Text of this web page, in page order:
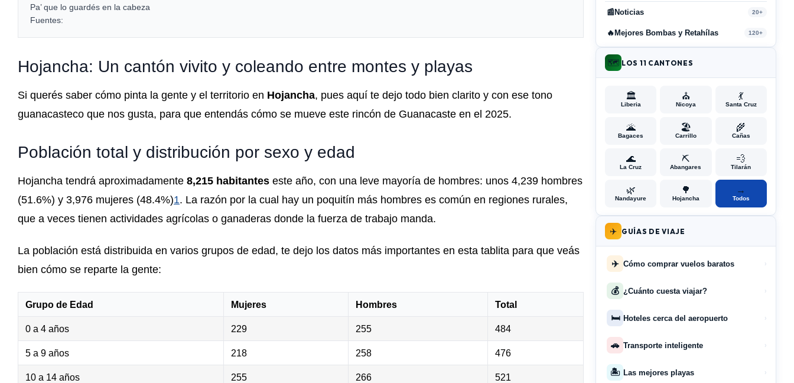
Pa’ que lo guardés en la cabeza
Fuentes:
Hojancha: Un cantón vivito y coleando entre montes y playas
Si querés saber cómo pinta la gente y el territorio en Hojancha, pues aquí te dejo todo bien clarito y con ese tono
guanacasteco que nos gusta, para que entendás cómo se mueve este rincón de Guanacaste en el 2025.
Población total y distribución por sexo y edad
Hojancha tendrá aproximadamente 8,215 habitantes este año, con una leve mayoría de hombres: unos 4,239 hombres
(51.6%) y 3,976 mujeres (48.4%)1. La razón por la cual hay un poquitín más hombres es común en regiones rurales,
que a veces tienen actividades agrícolas o ganaderas donde la fuerza de trabajo manda.
La población está distribuida en varios grupos de edad, te dejo los datos más importantes en esta tablita para que veás
bien cómo se reparte la gente:
Grupo de Edad Mujeres Hombres Total
0 a 4 años 229 255 484
5 a 9 años 218 258 476
10 a 14 años 255 266 521
📰 Noticias 20+
🔥 Mejores Bombas y Retahílas 120+
🗺️ LOS 11 CANTONES
🏛️
Liberia
⛪
Nicoya
💃
Santa Cruz
🌋
Bagaces
🏖️
Carrillo
🌾
Cañas
🌊
La Cruz
⛏️
Abangares
💨
Tilarán
🌿
Nandayure
🌳
Hojancha
→
Todos
✈️ GUÍAS DE VIAJE
✈️ Cómo comprar vuelos baratos ›
💰 ¿Cuánto cuesta viajar? ›
🛏️ Hoteles cerca del aeropuerto ›
🚗 Transporte inteligente ›
🏝️ Las mejores playas ›